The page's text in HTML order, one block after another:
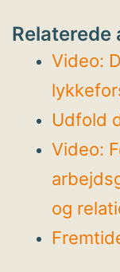
Relaterede
Video:
Udfold
Video:
og